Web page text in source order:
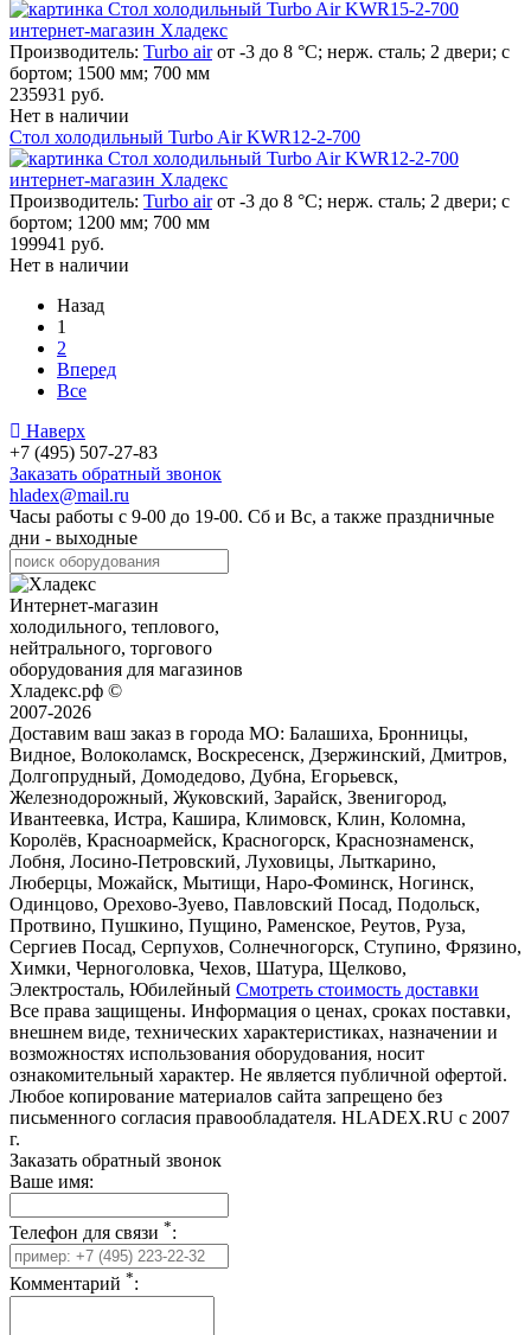
Производитель: Turbo air от -3 до 8 °С; нерж. сталь; 2 двери; с
бортом; 1500 мм; 700 мм
235931 руб.
Нет в наличии
Стол холодильный Turbo Air KWR12-2-700
Производитель: Turbo air от -3 до 8 °С; нерж. сталь; 2 двери; с
бортом; 1200 мм; 700 мм
199941 руб.
Нет в наличии
Назад
1
2
Вперед
Все
Наверх
+7 (495) 507-27-83
Заказать обратный звонок
hladex@mail.ru
Часы работы с 9-00 до 19-00. Сб и Вс, а также праздничные
дни - выходные
Интернет-магазин
холодильного, теплового,
нейтрального, торгового
оборудования для магазинов
Хладекс.рф ©
2007-2026
Доставим ваш заказ в города МО: Балашиха, Бронницы,
Видное, Волоколамск, Воскресенск, Дзержинский, Дмитров,
Долгопрудный, Домодедово, Дубна, Егорьевск,
Железнодорожный, Жуковский, Зарайск, Звенигород,
Ивантеевка, Истра, Кашира, Климовск, Клин, Коломна,
Королёв, Красноармейск, Красногорск, Краснознаменск,
Лобня, Лосино-Петровский, Луховицы, Лыткарино,
Люберцы, Можайск, Мытищи, Наро-Фоминск, Ногинск,
Одинцово, Орехово-Зуево, Павловский Посад, Подольск,
Протвино, Пушкино, Пущино, Раменское, Реутов, Руза,
Сергиев Посад, Серпухов, Солнечногорск, Ступино, Фрязино,
Химки, Черноголовка, Чехов, Шатура, Щелково,
Электросталь, Юбилейный Смотреть стоимость доставки
Все права защищены. Информация о ценах, сроках поставки,
внешнем виде, технических характеристиках, назначении и
возможностях использования оборудования, носит
ознакомительный характер. Не является публичной офертой.
Любое копирование материалов сайта запрещено без
письменного согласия правообладателя. HLADEX.RU c 2007
г.
Заказать обратный звонок
Ваше имя:
Телефон для связи *:
Комментарий *: